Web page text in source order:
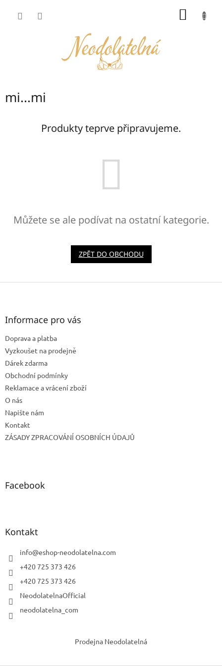
mi...mi
Produkty teprve připravujeme.
Můžete se ale podívat na ostatní kategorie.
ZPĚT DO OBCHODU
Z
Informace pro vás
Doprava a platba
Vyzkoušet na prodejně
Dárek zdarma
Obchodní podmínky
Reklamace a vrácení zboží
O nás
Napište nám
Kontakt
ZÁSADY ZPRACOVÁNÍ OSOBNÍCH ÚDAJŮ
Facebook
Kontakt
info@eshop-neodolatelna.com
+420 725 373 426
+420 725 373 426
NeodolatelnaOfficial
neodolatelna_com
Prodejna Neodolatelná